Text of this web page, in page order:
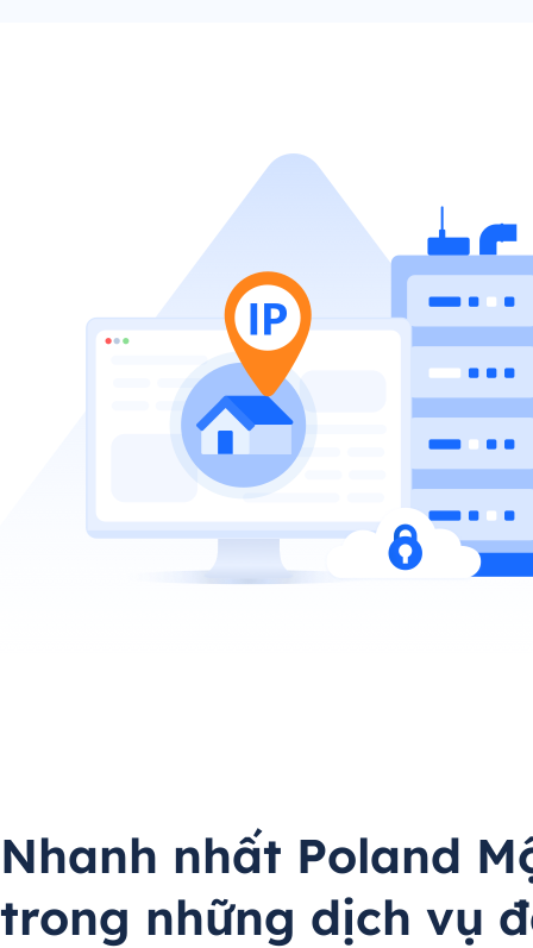
Nhanh nhất Poland
trong những dịch vụ